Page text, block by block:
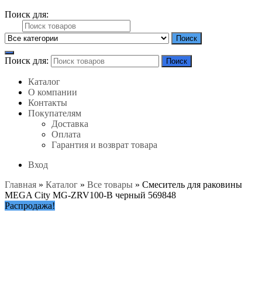
Поиск для:
Поиск
Поиск для: Поиск
Каталог
О компании
Контакты
Покупателям
Доставка
Оплата
Гарантия и возврат товара
Вход
Главная » Каталог » Все товары » Смеситель для раковины
MEGA City MG-ZRV100-B черный 569848
Распродажа!